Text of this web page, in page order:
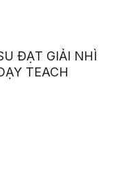
ĐẠT GIẢI NHÌ
TEACH